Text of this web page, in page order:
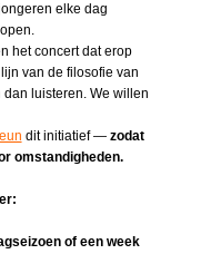
elke dag
het concert dat erop
van de filosofie van
luisteren. We willen
dit initiatief — zodat
omstandigheden.
of een week